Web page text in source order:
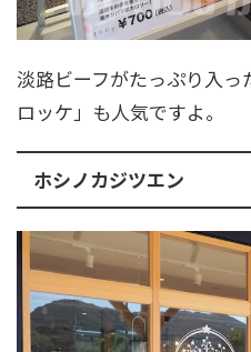
淡路ビーフがたっぷり入
ロッケ」も人気ですよ。
ホシノカジツエン